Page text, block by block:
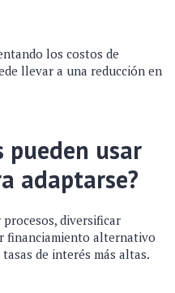
los costos de
llevar a una reducción en
pueden usar
adaptarse?
diversificar
financiamiento alternativo
de interés más altas.